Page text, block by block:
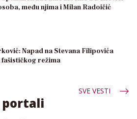
među njima i Milan Radoičić
Napad na Stevana Filipovića
režima
SVE VESTI
portali